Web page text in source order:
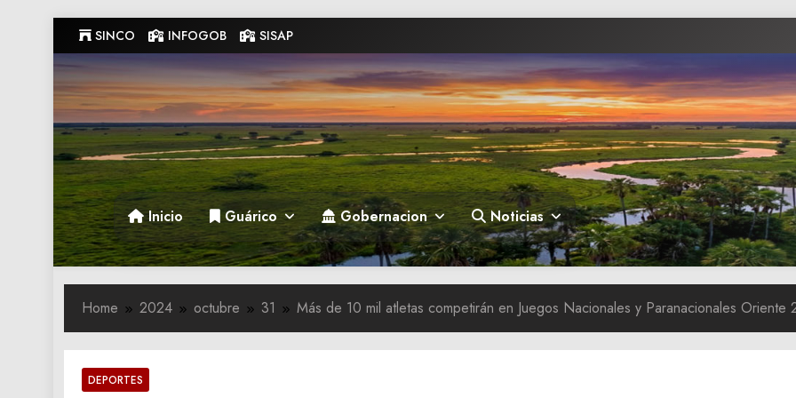
to
content
SINCO INFOGOB SISAP
Gobernacion de Guarico
Gobernacion de Guarico
Inicio Guárico Gobernacion Noticias
Home 2024 octubre 31 Más de 10 mil atletas competirán en Juegos Nacionales y Paranacionales Oriente
DEPORTES